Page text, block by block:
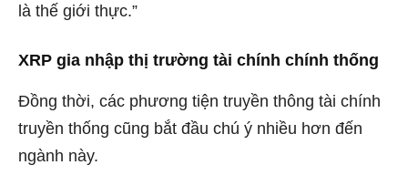
là thế giới thực.”
XRP gia nhập thị trường tài chính chính thống
Đồng thời, các phương tiện truyền thông tài chính
truyền thống cũng bắt đầu chú ý nhiều hơn đến
ngành này.